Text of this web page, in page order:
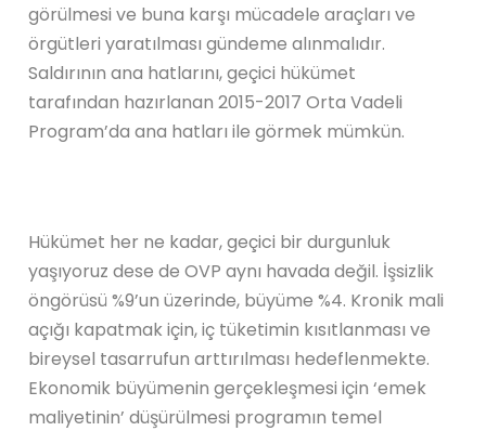
görülmesi ve buna karşı mücadele araçları ve
örgütleri yaratılması gündeme alınmalıdır.
Saldırının ana hatlarını, geçici hükümet
tarafından hazırlanan 2015-2017 Orta Vadeli
Program’da ana hatları ile görmek mümkün.
Hükümet her ne kadar, geçici bir durgunluk
yaşıyoruz dese de OVP aynı havada değil. İşsizlik
öngörüsü %9’un üzerinde, büyüme %4. Kronik mali
açığı kapatmak için, iç tüketimin kısıtlanması ve
bireysel tasarrufun arttırılması hedeflenmekte.
Ekonomik büyümenin gerçekleşmesi için ‘emek
maliyetinin’ düşürülmesi programın temel